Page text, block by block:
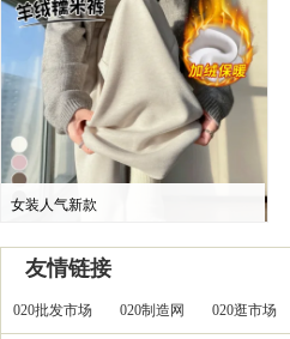
女装人气新款
友情链接
020批发市场 020制造网 020逛市场